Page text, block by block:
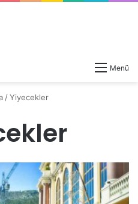
Menü
/ Yiyecekler